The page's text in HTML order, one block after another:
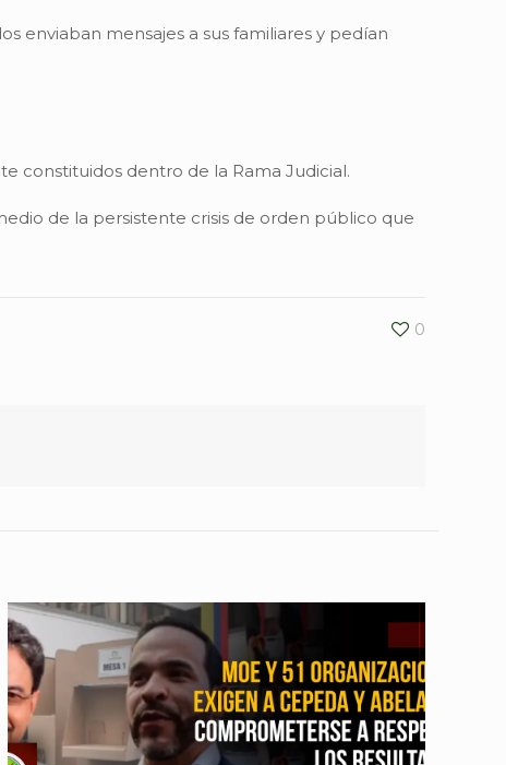
enviaban mensajes a sus familiares y pedían
constituidos dentro de la Rama Judicial.
de la persistente crisis de orden público que
0